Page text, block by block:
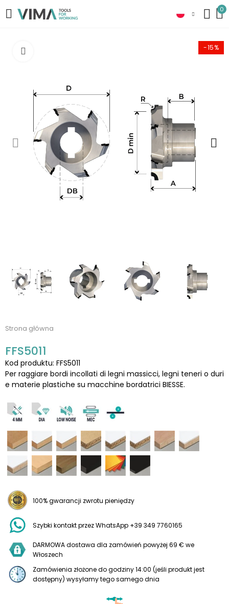
0
-15%
Strona główna
FFS5011
Kod produktu: FFS5011
Per raggiare bordi incollati di legni massicci, legni teneri o duri
e materie plastiche su macchine bordatrici BIESSE.
100% gwarancji zwrotu pieniędzy
Szybki kontakt przez WhatsApp +39 349 7760165
DARMOWA dostawa dla zamówień powyżej 69 € we
Włoszech
Zamówienia złożone do godziny 14:00 (jeśli produkt jest
dostępny) wysyłamy tego samego dnia